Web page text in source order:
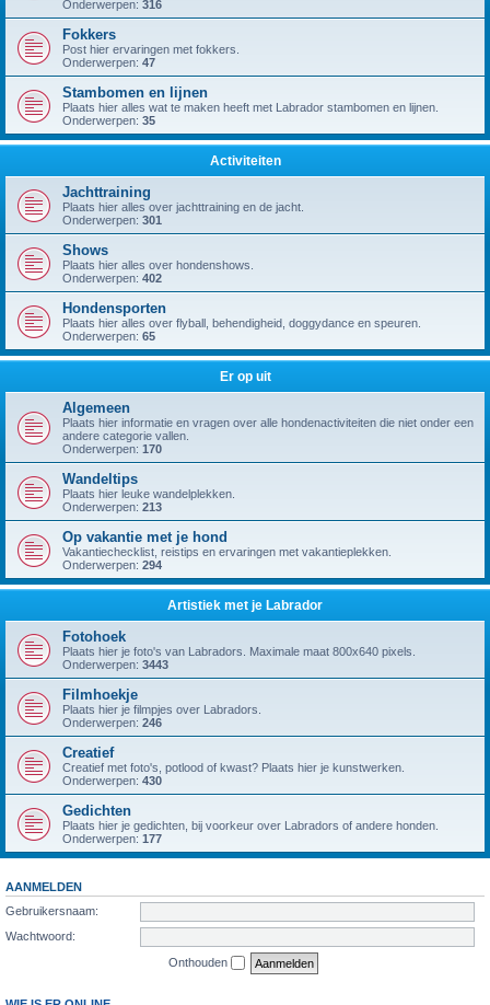
Onderwerpen: 316
Fokkers
Post hier ervaringen met fokkers.
Onderwerpen: 47
Stambomen en lijnen
Plaats hier alles wat te maken heeft met Labrador stambomen en lijnen.
Onderwerpen: 35
Activiteiten
Jachttraining
Plaats hier alles over jachttraining en de jacht.
Onderwerpen: 301
Shows
Plaats hier alles over hondenshows.
Onderwerpen: 402
Hondensporten
Plaats hier alles over flyball, behendigheid, doggydance en speuren.
Onderwerpen: 65
Er op uit
Algemeen
Plaats hier informatie en vragen over alle hondenactiviteiten die niet onder een
andere categorie vallen.
Onderwerpen: 170
Wandeltips
Plaats hier leuke wandelplekken.
Onderwerpen: 213
Op vakantie met je hond
Vakantiechecklist, reistips en ervaringen met vakantieplekken.
Onderwerpen: 294
Artistiek met je Labrador
Fotohoek
Plaats hier je foto's van Labradors. Maximale maat 800x640 pixels.
Onderwerpen: 3443
Filmhoekje
Plaats hier je filmpjes over Labradors.
Onderwerpen: 246
Creatief
Creatief met foto's, potlood of kwast? Plaats hier je kunstwerken.
Onderwerpen: 430
Gedichten
Plaats hier je gedichten, bij voorkeur over Labradors of andere honden.
Onderwerpen: 177
AANMELDEN
Gebruikersnaam:
Wachtwoord:
Onthouden